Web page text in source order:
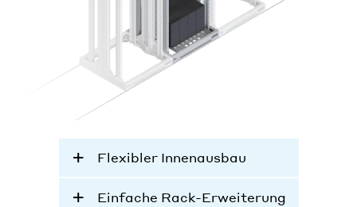
Flexibler Innenausbau
Einfache Rack-Erweiterung